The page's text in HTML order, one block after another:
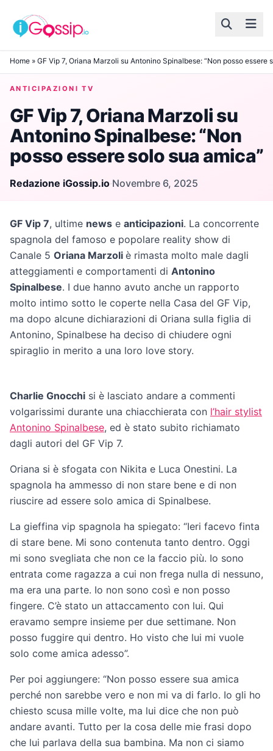
Skip to content
Home » GF Vip 7, Oriana Marzoli su Antonino Spinalbese: “Non posso essere
ANTICIPAZIONI TV
GF Vip 7, Oriana Marzoli su
Antonino Spinalbese: “Non
posso essere solo sua amica”
Redazione iGossip.io·Novembre 6, 2025
GF Vip 7, ultime news e anticipazioni. La concorrente
spagnola del famoso e popolare reality show di
Canale 5 Oriana Marzoli è rimasta molto male dagli
atteggiamenti e comportamenti di Antonino
Spinalbese. I due hanno avuto anche un rapporto
molto intimo sotto le coperte nella Casa del GF Vip,
ma dopo alcune dichiarazioni di Oriana sulla figlia di
Antonino, Spinalbese ha deciso di chiudere ogni
spiraglio in merito a una loro love story.
Charlie Gnocchi si è lasciato andare a commenti
volgarissimi durante una chiacchierata con l’hair stylist
Antonino Spinalbese, ed è stato subito richiamato
dagli autori del GF Vip 7.
Oriana si è sfogata con Nikita e Luca Onestini. La
spagnola ha ammesso di non stare bene e di non
riuscire ad essere solo amica di Spinalbese.
La gieffina vip spagnola ha spiegato: “Ieri facevo finta
di stare bene. Mi sono contenuta tanto dentro. Oggi
mi sono svegliata che non ce la faccio più. Io sono
entrata come ragazza a cui non frega nulla di nessuno,
ma era una parte. Io non sono così e non posso
fingere. C’è stato un attaccamento con lui. Qui
eravamo sempre insieme per due settimane. Non
posso fuggire qui dentro. Ho visto che lui mi vuole
solo come amica adesso”.
Per poi aggiungere: “Non posso essere sua amica
perché non sarebbe vero e non mi va di farlo. Io gli ho
chiesto scusa mille volte, ma lui dice che non può
andare avanti. Tutto per la cosa delle mie frasi dopo
che lui parlava della sua bambina. Ma non ci siamo